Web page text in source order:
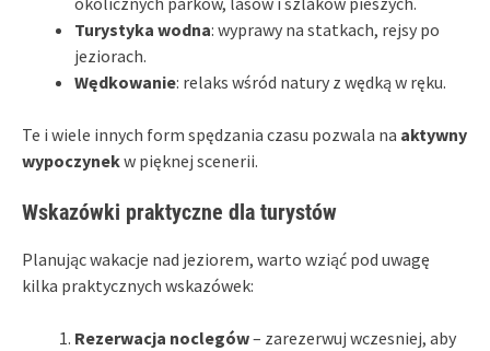
Turystyka wodna: wyprawy na statkach, rejsy po
jeziorach.
Wędkowanie: relaks wśród natury z wędką w ręku.
Te i wiele innych form spędzania czasu pozwala na aktywny
wypoczynekw pięknej scenerii.
Wskazówki praktyczne dla turystów
Planując wakacje nad jeziorem, warto wziąć pod uwagę
kilka praktycznych wskazówek:
Rezerwacja noclegów– zarezerwuj wczesniej, aby